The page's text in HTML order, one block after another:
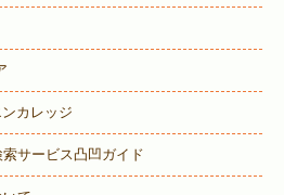
カレッジ
サービス凸凹ガイド